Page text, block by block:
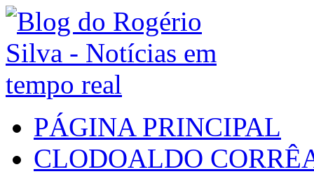
PÁGINA PRINCIPAL
CLODOALDO